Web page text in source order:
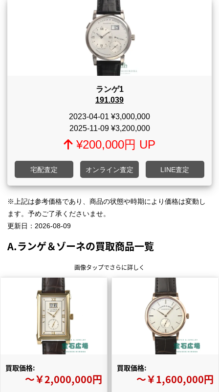
ランゲ1
191.039
2023-04-01 ¥3,000,000
2025-11-09¥3,200,000
¥200,000円 UP
宅配査定 オンライン査定 LINE査定
※上記は参考価格であり、商品の状態や時期により価格は変動し
ます。予めご了承くださいませ。
更新日： 2026-08-09
A.ランゲ＆ゾーネの買取商品一覧
画像タップでさらに詳しく
買取価格:
〜￥2,000,000円
買取価格:
〜￥1,600,000円